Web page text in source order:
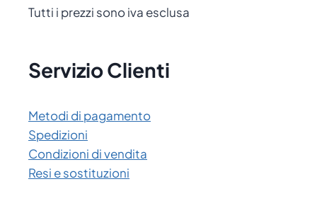
Tutti i prezzi sono iva esclusa
Servizio Clienti
Metodi di pagamento
Spedizioni
Condizioni di vendita
Resi e sostituzioni